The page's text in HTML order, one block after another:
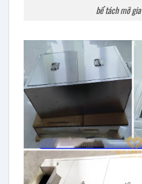
bể tách mỡ